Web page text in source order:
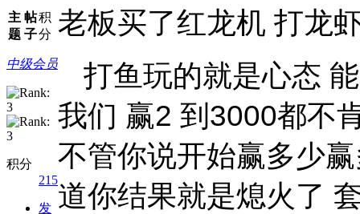
主
题
帖
子
积
分
中级会员
积分
215
发
老板买了红龙机 打龙
打鱼玩的就是心态
我们 赢2 到3000都不
不管你说开始赢多少
道你结果就是熄火了